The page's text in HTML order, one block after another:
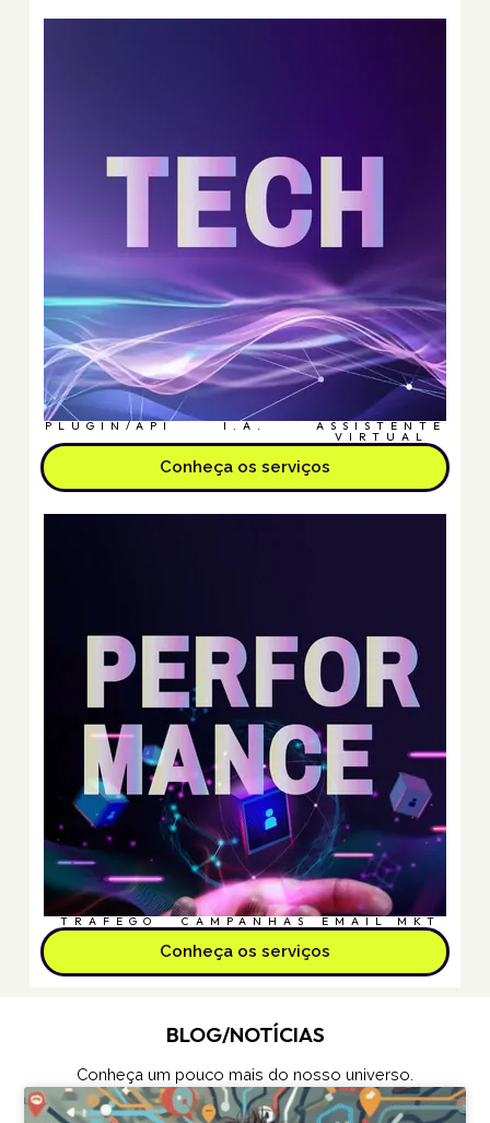
PLUGIN/API I.A. ASSISTENTE
VIRTUAL
Conheça os serviços
TRÁFEGO CAMPANHAS EMAIL MKT
Conheça os serviços
BLOG/NOTÍCIAS
Conheça um pouco mais do nosso universo.